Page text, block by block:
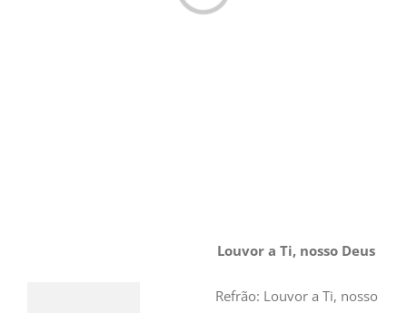
Louvor a Ti, nosso Deus
Refrão: Louvor a Ti, nosso